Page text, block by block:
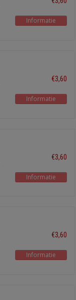
Informatie
€3,60
Informatie
€3,60
Informatie
€3,60
Informatie